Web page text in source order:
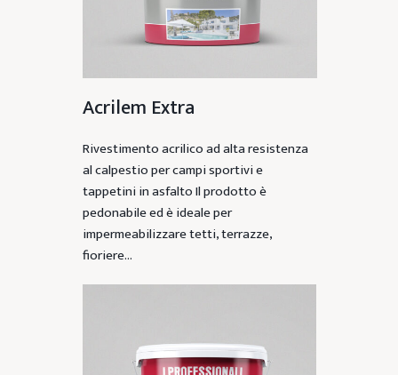
Acrilem Extra
Rivestimento acrilico ad alta resistenza
al calpestio per campi sportivi e
tappetini in asfalto Il prodotto è
pedonabile ed è ideale per
impermeabilizzare tetti, terrazze,
fioriere…